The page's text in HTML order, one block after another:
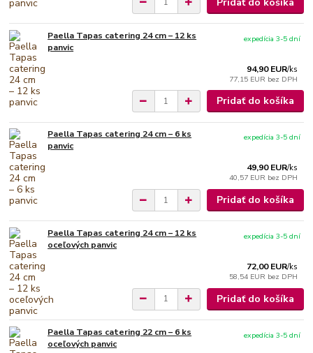
Paella Tapas catering 24 cm – 12 ks
panvic
94,90 EUR/ks
77,15 EUR bez DPH
expedícia 3-5 dní
Pridať do košíka
Paella Tapas catering 24 cm – 6 ks
panvic
49,90 EUR/ks
40,57 EUR bez DPH
expedícia 3-5 dní
Pridať do košíka
Paella Tapas catering 24 cm – 12 ks
oceľových panvic
72,00 EUR/ks
58,54 EUR bez DPH
expedícia 3-5 dní
Pridať do košíka
Paella Tapas catering 22 cm – 6 ks
oceľových panvic
expedícia 3-5 dní